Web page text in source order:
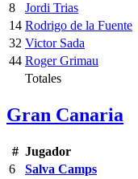
8
Jordi Trias
14 Rodrigo de la Fuente
32 Victor Sada
44 Roger Grimau
Totales
Gran Canaria
# Jugador
6
Salva Camps